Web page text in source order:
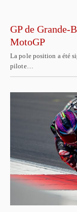
GP de Grande-
MotoGP
La pole position a été
pilote…